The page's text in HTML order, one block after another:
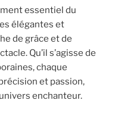
essentiel du
élégantes et
de grâce et de
Qu’il s’agisse de
chaque
et passion,
enchanteur.